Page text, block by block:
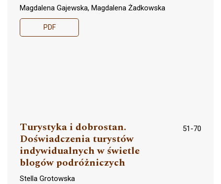
Magdalena Gajewska, Magdalena Żadkowska
PDF
Turystyka i dobrostan.
Doświadczenia turystów
indywidualnych w świetle
blogów podróżniczych
51-70
Stella Grotowska